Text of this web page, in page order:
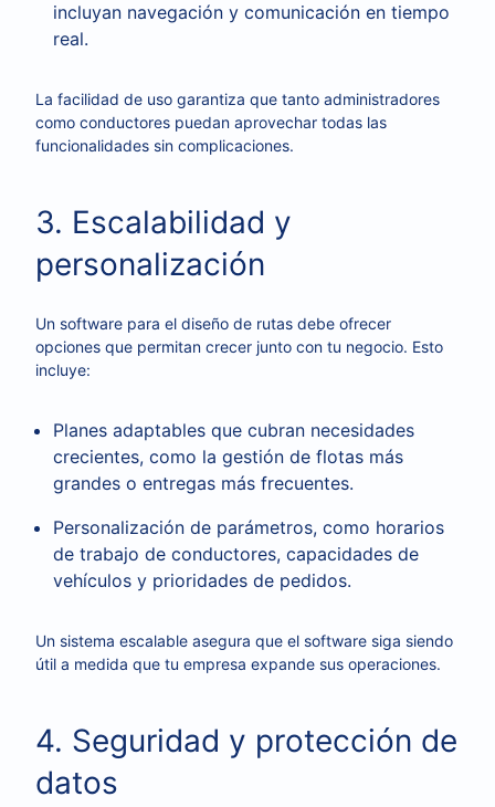
incluyan navegación y comunicación en tiempo
real.
La facilidad de uso garantiza que tanto administradores
como conductores puedan aprovechar todas las
funcionalidades sin complicaciones.
3. Escalabilidad y
personalización
Un software para el diseño de rutas debe ofrecer
opciones que permitan crecer junto con tu negocio. Esto
incluye:
Planes adaptables que cubran necesidades
crecientes, como la gestión de flotas más
grandes o entregas más frecuentes.
Personalización de parámetros, como horarios
de trabajo de conductores, capacidades de
vehículos y prioridades de pedidos.
Un sistema escalable asegura que el software siga siendo
útil a medida que tu empresa expande sus operaciones.
4. Seguridad y protección de
datos